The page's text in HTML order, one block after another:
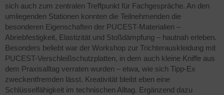
sich auch zum zentralen Treffpunkt für Fachgespräche. An den
umliegenden Stationen konnten die Teilnehmenden die
besonderen Eigenschaften der PUCEST-Materialien –
Abriebfestigkeit, Elastizität und Stoßdämpfung – hautnah erleben.
Besonders beliebt war der Workshop zur Trichterauskleidung mit
PUCEST-Verschleißschutzplatten, in dem auch kleine Kniffe aus
dem Praxisalltag verraten wurden – etwa, wie sich Tipp-Ex
zweckentfremden lässt. Kreativität bleibt eben eine
Schlüsselfähigkeit im technischen Alltag. Ergänzend dazu